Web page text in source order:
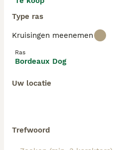
Type ras
Kruisingen meenemen
Ras
Bordeaux Dog
Uw locatie
Trefwoord